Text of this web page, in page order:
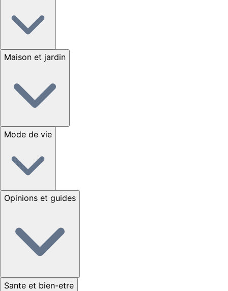
Maison et jardin
Mode de vie
Opinions et guides
Sante et bien-etre